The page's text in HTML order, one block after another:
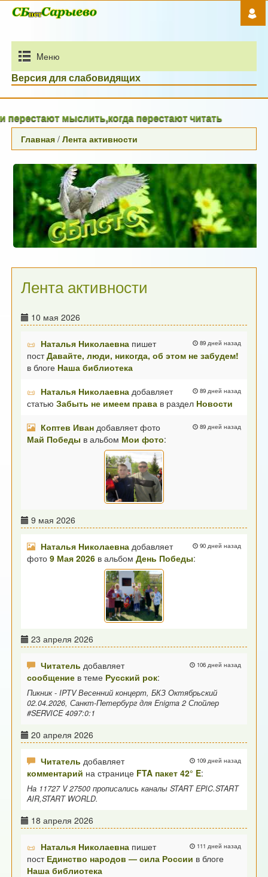
Mеню
Версия для слабовидящих
мыслить,когда перестают читать
Главная /Лента активности
Лента активности
10 мая 2026
89 дней назад
Наталья Николаевна пишет
постДавайте, люди, никогда, об этом не забудем!
в блоге Наша библиотека
89 дней назад
Наталья Николаевна добавляет
статьюЗабыть не имеем права в раздел Новости
89 дней назад
Коптев Иван добавляет фото
Май Победы в альбом Мои фото:
9 мая 2026
90 дней назад
Наталья Николаевна добавляет
фото9 Мая 2026 в альбомДень Победы:
23 апреля 2026
106 дней назад
Читатель добавляет
сообщение в теме Русский рок:
Пикник - IPTV Весенний концерт, БКЗ Октябрьский
02.04.2026, Санкт-Петербург для Enigma 2 Спойлер
#SERVICE 4097:0:1
20 апреля 2026
109 дней назад
Читатель добавляет
комментарий на странице FTA пакет 42° E:
На 11727 V 27500 прописались каналы START EPIC.START
AIR,START WORLD.
18 апреля 2026
111 дней назад
Наталья Николаевна пишет
пост Единство народов — сила России в блоге
Наша библиотека